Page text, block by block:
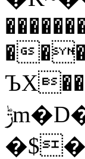
�
ݱm�D�C~&���ļ�Y:�U[SH���wE�.ʦ/